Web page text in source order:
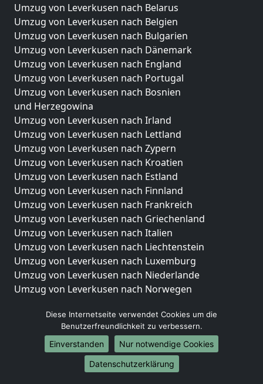
Umzug von Leverkusen nach Belarus
Umzug von Leverkusen nach Belgien
Umzug von Leverkusen nach Bulgarien
Umzug von Leverkusen nach Dänemark
Umzug von Leverkusen nach England
Umzug von Leverkusen nach Portugal
Umzug von Leverkusen nach Bosnien
und Herzegowina
Umzug von Leverkusen nach Irland
Umzug von Leverkusen nach Lettland
Umzug von Leverkusen nach Zypern
Umzug von Leverkusen nach Kroatien
Umzug von Leverkusen nach Estland
Umzug von Leverkusen nach Finnland
Umzug von Leverkusen nach Frankreich
Umzug von Leverkusen nach Griechenland
Umzug von Leverkusen nach Italien
Umzug von Leverkusen nach Liechtenstein
Umzug von Leverkusen nach Luxemburg
Umzug von Leverkusen nach Niederlande
Umzug von Leverkusen nach Norwegen
Umzüge-Deutschlandweit
Umzug von Leverkusen nach Berlin
Umzug von Leverkusen nach Hamburg
Umzug von Leverkusen nach München
Umzug von Leverkusen nach Köln
Diese Internetseite verwendet Cookies um die
Benutzerfreundlichkeit zu verbessern.
Einverstanden
Nur notwendige Cookies
Datenschutzerklärung